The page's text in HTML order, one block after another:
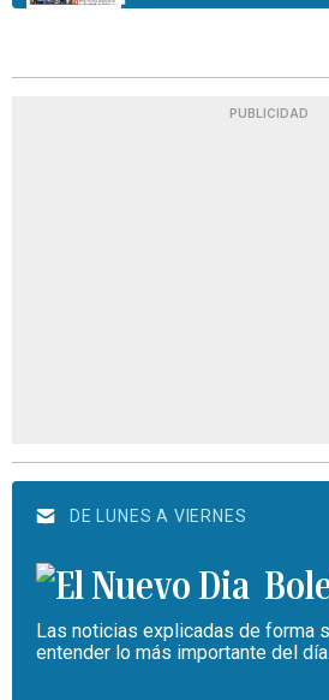
PUBLICIDAD
DE LUNES A VIERNES
Las noticias explicadas de forma
entender lo más importante del día.